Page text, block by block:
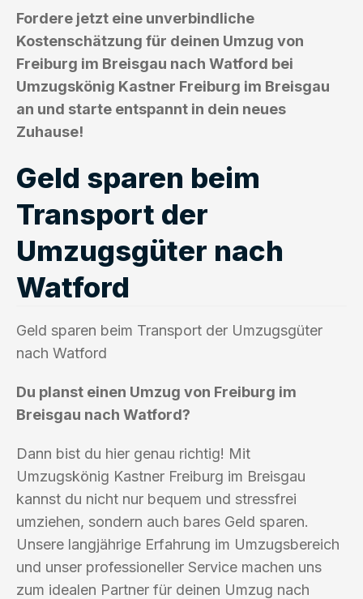
Fordere jetzt eine unverbindliche
Kostenschätzung für deinen Umzug von
Freiburg im Breisgau nach Watford bei
Umzugskönig Kastner Freiburg im Breisgau
an und starte entspannt in dein neues
Zuhause!
Geld sparen beim
Transport der
Umzugsgüter nach
Watford
Geld sparen beim Transport der Umzugsgüter
nach Watford
Du planst einen Umzug von Freiburg im
Breisgau nach Watford?
Dann bist du hier genau richtig! Mit
Umzugskönig Kastner Freiburg im Breisgau
kannst du nicht nur bequem und stressfrei
umziehen, sondern auch bares Geld sparen.
Unsere langjährige Erfahrung im Umzugsbereich
und unser professioneller Service machen uns
zum idealen Partner für deinen Umzug nach